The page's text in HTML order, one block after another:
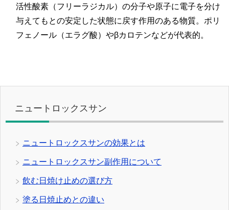
活性酸素（フリーラジカル）の分子や原子に電子を分け
与えてもとの安定した状態に戻す作用のある物質。ポリ
フェノール（エラグ酸）やβカロテンなどが代表的。
ニュートロックスサン
ニュートロックスサンの効果とは
ニュートロックスサン副作用について
飲む日焼け止めの選び方
塗る日焼止めとの違い